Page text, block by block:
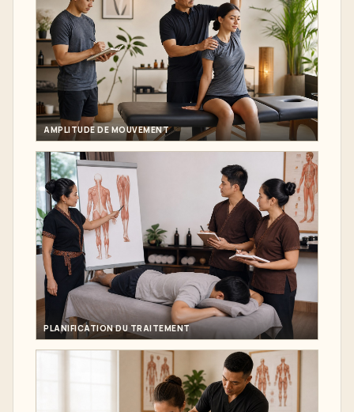
AMPLITUDE DE MOUVEMENT
PLANIFICATION DU TRAITEMENT